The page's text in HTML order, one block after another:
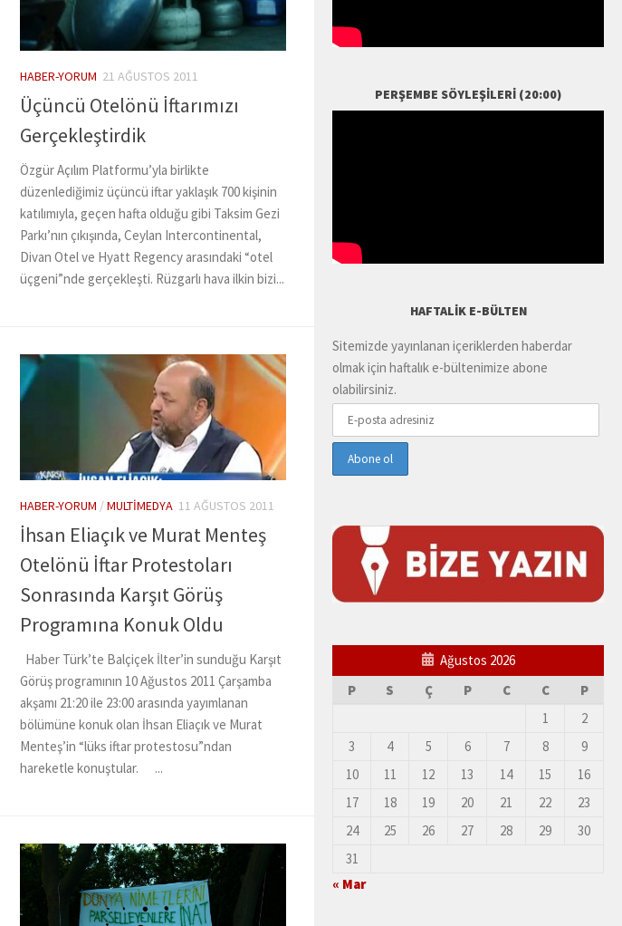
HABER-YORUM 21 AĞUSTOS 2011
Üçüncü Otelönü İftarımızı
Gerçekleştirdik
Özgür Açılım Platformu’yla birlikte
düzenlediğimiz üçüncü iftar yaklaşık 700 kişinin
katılımıyla, geçen hafta olduğu gibi Taksim Gezi
Parkı’nın çıkışında, Ceylan Intercontinental,
Divan Otel ve Hyatt Regency arasındaki “otel
üçgeni”nde gerçekleşti. Rüzgarlı hava ilkin bizi...
HABER-YORUM /MULTIMEDYA 11 AĞUSTOS 2011
İhsan Eliaçık ve Murat Menteş
Otelönü İftar Protestoları
Sonrasında Karşıt Görüş
Programına Konuk Oldu
Haber Türk’te Balçiçek İlter’in sunduğu Karşıt
Görüş programının 10 Ağustos 2011 Çarşamba
akşamı 21:20 ile 23:00 arasında yayımlanan
bölümüne konuk olan İhsan Eliaçık ve Murat
Menteş’in “lüks iftar protestosu”ndan
hareketle konuştular. ...
PERŞEMBE SÖYLEŞILERI (20:00)
HAFTALIK E-BÜLTEN
Sitemizde yayınlanan içeriklerden haberdar
olmak için haftalık e-bültenimize abone
olabilirsiniz.
Ağustos 2026
P
S Ç P C C
P
1
2
3
4 5 6 7 8
9
10
11 12 13 14 15
16
17
18 19 20 21 22
23
24
25 26 27 28 29
30
31
« Mar